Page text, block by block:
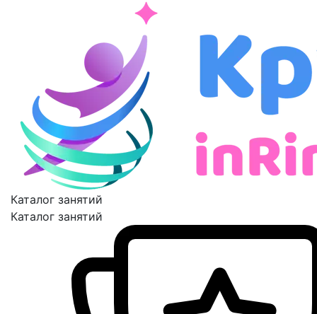
Каталог занятий
Каталог занятий